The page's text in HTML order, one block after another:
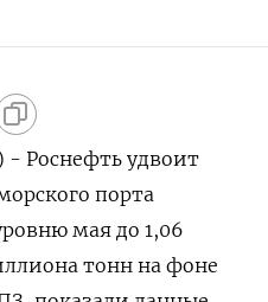
Роснефть удвоит
порта
мая до 1,06
тонн на фоне